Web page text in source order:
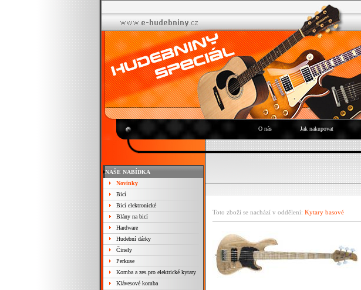
O nás Jak nakupovat
NAŠE NABÍDKA
Novinky
Bicí
Bicí elektronické
Blány na bicí
Hardware
Hudební dárky
Činely
Perkuse
Komba a zes.pro elektrické kytary
Klávesové komba
Toto zboží se nachází v oddělení: Kytary basové